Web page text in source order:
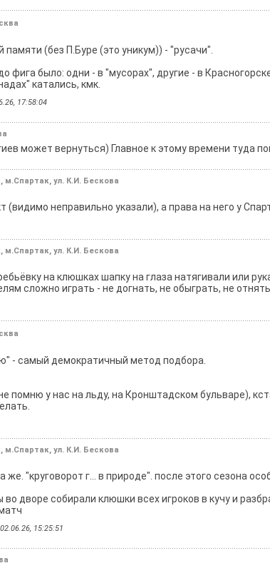
(без П.Буре (это уникум)) - "русачи".
фига было: одни - в "мусорах", другие - в
катались, кмк.
17:58:04
может вернуться) Главное к этому времени туда
м.Спартак, ул. К.И. Бескова
(видимо неправильно указали), а права на него у
м.Спартак, ул. К.И. Бескова
на клюшках шапку на глаза натягивали или
сложно играть - не догнать, не обыграть, не
- самый демократичный метод подбора.
помню у нас на льду, на Кронштадском бульваре),
м.Спартак, ул. К.И. Бескова
же. "круговорот г... в природе". после этого сезона
во дворе собирали клюшки всех игроков в кучу и
15:25:51